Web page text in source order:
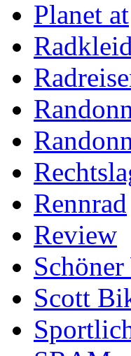
Planet at
Rennrad
Review
Scott